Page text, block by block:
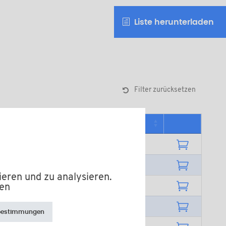
Liste herunterladen
Filter zurücksetzen
und zu analysieren.